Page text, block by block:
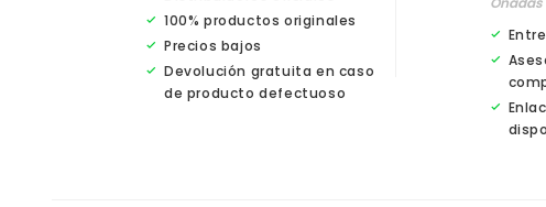
100% productos originales
Precios bajos
Devolución gratuita en caso
de producto defectuoso